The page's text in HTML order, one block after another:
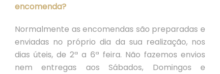
encomenda?
Normalmente as encomendas são preparadas e
enviadas no próprio dia da sua realização, nos
dias úteis, de 2ª a 6ª feira. Não fazemos envios
nem entregas aos Sábados, Domingos e